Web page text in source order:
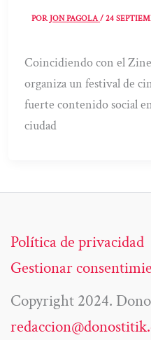
PORJON PAGOLA/24
Coincidiendo con el
organiza un festival de
fuerte contenido social
ciudad
Política de privacidad
Gestionar
Copyright 2024.